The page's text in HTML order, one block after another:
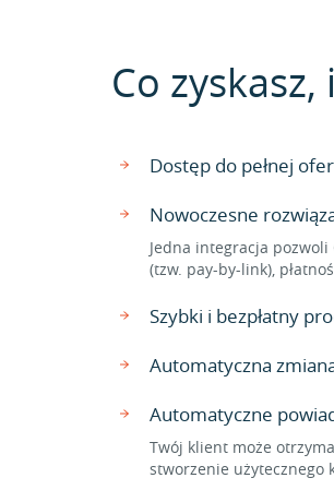
Co
Dostęp do pełnej
Nowoczesne
Jedna integracja
(tzw. pay-by-link),
Szybki i bezpłatny
Automatyczna
Automatyczne
Twój klient może
stworzenie użytecznego